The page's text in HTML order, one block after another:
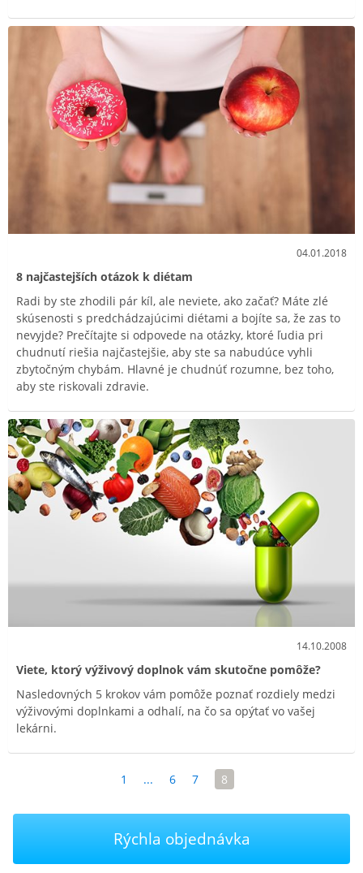
04.01.2018
8 najčastejších otázok k diétam
Radi by ste zhodili pár kíl, ale neviete, ako začať? Máte zlé
skúsenosti s predchádzajúcimi diétami a bojíte sa, že zas to
nevyjde? Prečítajte si odpovede na otázky, ktoré ľudia pri
chudnutí riešia najčastejšie, aby ste sa nabudúce vyhli
zbytočným chybám. Hlavné je chudnúť rozumne, bez toho,
aby ste riskovali zdravie.
14.10.2008
Viete, ktorý výživový doplnok vám skutočne pomôže?
Nasledovných 5 krokov vám pomôže poznať rozdiely medzi
výživovými doplnkami a odhalí, na čo sa opýtať vo vašej
lekárni.
1 ... 6 7 8
Rýchla objednávka